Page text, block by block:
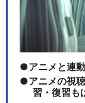
アニメと連
アニメの視
習・復習も